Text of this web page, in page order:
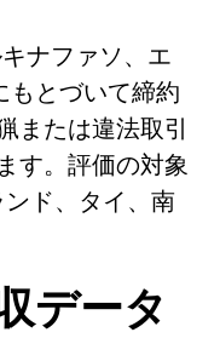
ナファソ、エ
もとづいて締約
または違法取引
す。評価の対象
ド、タイ、南
データ